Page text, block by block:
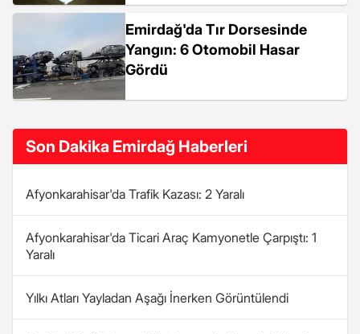
Emirdağ'da Tır Dorsesinde
Yangın: 6 Otomobil Hasar
Gördü
Son Dakika Emirdağ Haberleri
Afyonkarahisar'da Trafik Kazası: 2 Yaralı
Afyonkarahisar'da Ticari Araç Kamyonetle Çarpıştı: 1
Yaralı
Yılkı Atları Yayladan Aşağı İnerken Görüntülendi